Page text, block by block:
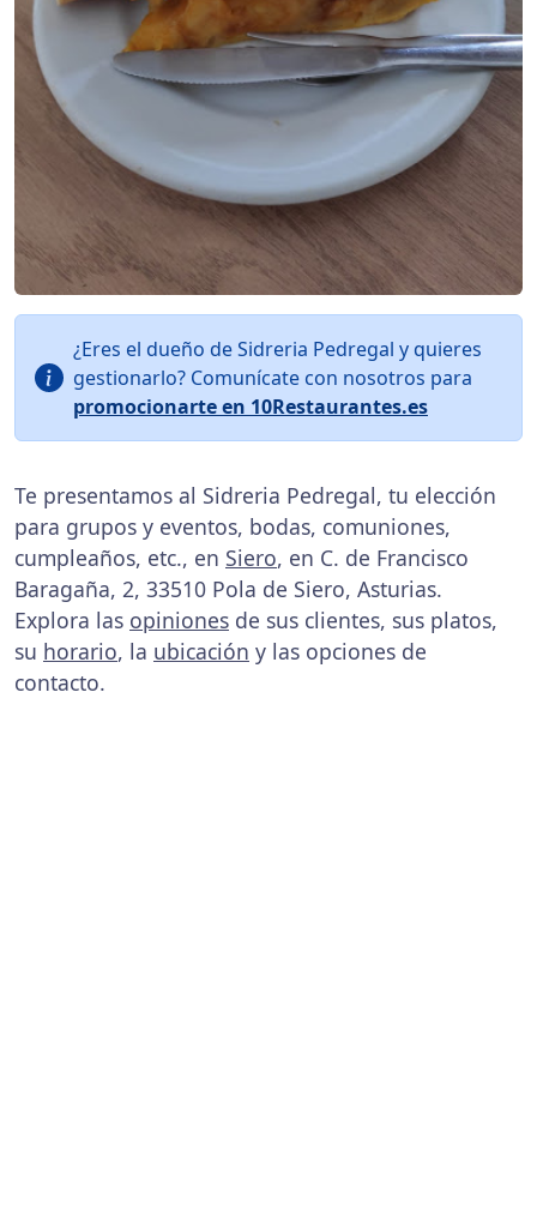
¿Eres el dueño de Sidreria Pedregal y quieres
gestionarlo? Comunícate con nosotros para
promocionarte en 10Restaurantes.es
Te presentamos al Sidreria Pedregal, tu elección
para grupos y eventos, bodas, comuniones,
cumpleaños, etc., en Siero, en C. de Francisco
Baragaña, 2, 33510 Pola de Siero, Asturias.
Explora las opiniones de sus clientes, sus platos,
su horario, la ubicación y las opciones de
contacto.